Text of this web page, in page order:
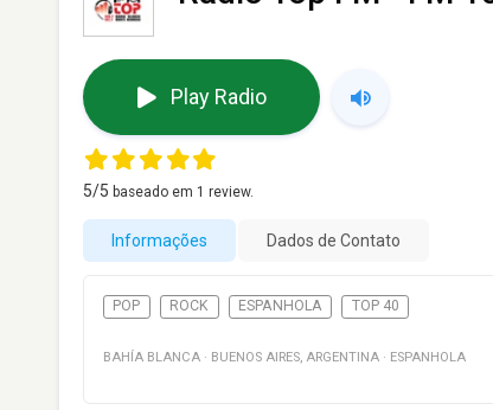
Play Radio
5/5 baseado em 1 review.
Informações Dados de Contato
POP ROCK ESPANHOLA TOP 40
BAHÍA BLANCA · BUENOS AIRES, ARGENTINA · ESPANHOLA